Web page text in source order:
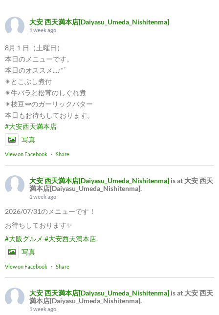
大安 西天満本店[Daiyasu_Umeda_Nishitenma]
1 week ago
8月１日（土曜日）
本日のメニューです。
本日のオススメ...♪*ﾟ
✴︎とこぶし煮付
✴︎牛バラと松茸のしぐれ煮
✴︎枝豆🫛のガーリックバター
本日もお待ちしております。
#大安西天満本店
写真
View on Facebook · Share
大安 西天満本店[Daiyasu_Umeda_Nishitenma] is at 大安 西天
満本店[Daiyasu_Umeda_Nishitenma].
1 week ago
2026/07/31のメニューです！
お待ちしております✨
#大阪グルメ #大安西天満本店
写真
View on Facebook · Share
大安 西天満本店[Daiyasu_Umeda_Nishitenma] is at 大安 西天
満本店[Daiyasu_Umeda_Nishitenma].
1 week ago